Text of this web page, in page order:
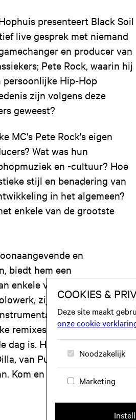
presenteert Black Soil
live gesprek met niemand
en producer van
Pete Rock, waarin hij
persoonlijke Hip-Hop
zijn volgens deze
geweest?
MC's Pete Rock's eigen
Wat was hun
en -cultuur? Hoe
stijl en benadering van
in het algemeen?
enkele van de grootste
en
biedt hem een
enkele van de meest cruciale
zijn repertoire met
albumseries en -
remixes heeft hij geholpen
dag is. Hij werkte met
van Public Enemy tot Mary
Kom en wees getuige van de